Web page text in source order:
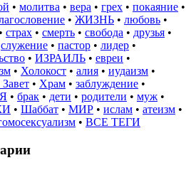
• молитва • вера • грех • покаяние •
• ЖИЗНЬ • любовь •
• страх • смерть • свобода • друзья •
служение • пастор • лидер •
• ИЗРАИЛЬ • евреи •
• Холокост • алия • иудаизм •
• Храм • заблуждение •
• брак • дети • родители • муж •
• Шаббат • МИР • ислам • атеизм •
• ВСЕ ТЕГИ